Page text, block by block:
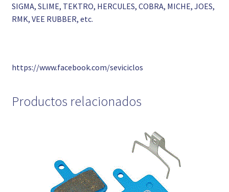
SIGMA, SLIME, TEKTRO, HERCULES, COBRA, MICHE, JOES,
RMK, VEE RUBBER, etc.
https://www.facebook.com/seviciclos
Productos relacionados